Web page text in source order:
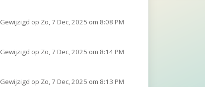
Gewijzigd op Zo, 7 Dec, 2025 om 8:08 PM
Gewijzigd op Zo, 7 Dec, 2025 om 8:14 PM
Gewijzigd op Zo, 7 Dec, 2025 om 8:13 PM